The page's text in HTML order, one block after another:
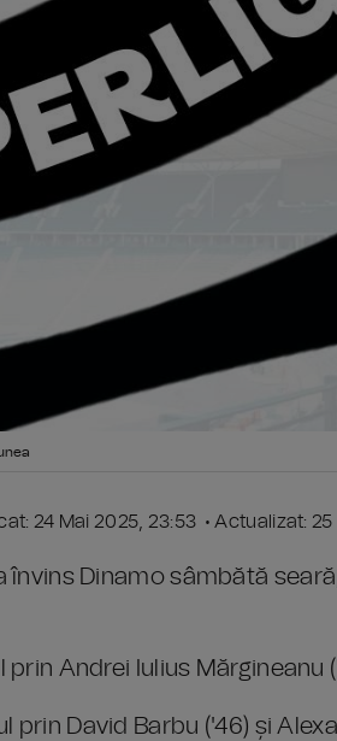
24 Mai 2025, 23:53 • Actualizat: 25
învins Dinamo sâmbătă
Andrei Iulius Mărgineanu
prin David Barbu ('46) și